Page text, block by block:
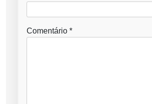
Comentário *